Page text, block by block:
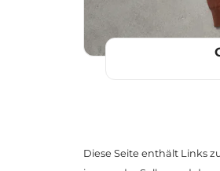
Diese Seite enthält Links